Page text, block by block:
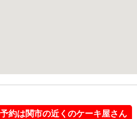
約は関市の近くのケーキ屋さん